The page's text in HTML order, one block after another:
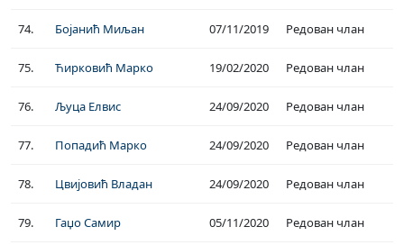
74. Бојанић Миљан 07/11/2019 Редован члан
75. Ћирковић Марко 19/02/2020 Редован члан
76. Љуца Елвис 24/09/2020 Редован члан
77. Попадић Марко 24/09/2020 Редован члан
78. Цвијовић Владан 24/09/2020 Редован члан
79. Гаџо Самир 05/11/2020 Редован члан